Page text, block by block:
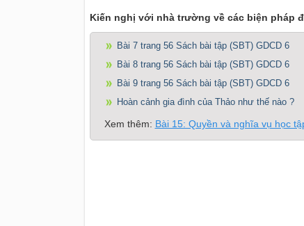
Kiến nghị với nhà trường về các biện pháp
Bài 7 trang 56 Sách bài tập (SBT) GDCD 6
Bài 8 trang 56 Sách bài tập (SBT) GDCD 6
Bài 9 trang 56 Sách bài tập (SBT) GDCD 6
Hoàn cảnh gia đình của Thảo như thế nào ?
Xem thêm: Bài 15: Quyền và nghĩa vụ học